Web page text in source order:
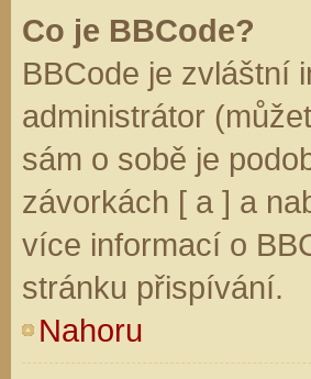
Co je BBCode?
BBCode je zvláštní
administrátor
sám o sobě je
závorkách [ a ] a
více informací o
stránku přispívání.
Nahoru